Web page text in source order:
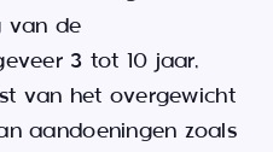
van de
3 tot 10 jaar,
van het overgewicht
aandoeningen zoals